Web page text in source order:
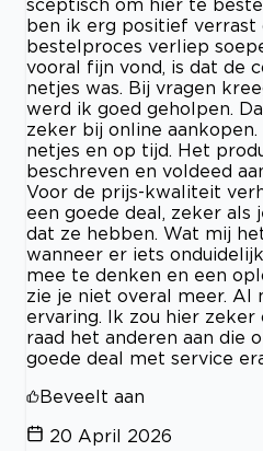
sceptisch om hier te
ben ik erg positief verrast
bestelproces verliep
vooral fijn vond, is dat de
netjes was. Bij vragen
werd ik goed geholpen.
zeker bij online
netjes en op tijd. Het
beschreven en voldeed
Voor de prijs-kwaliteit
een goede deal, zeker als
dat ze hebben. Wat mij
wanneer er iets
mee te denken en een
zie je niet overal meer. Al
ervaring. Ik zou hier
raad het anderen aan die
goede deal met service
Beveelt aan
20 April 2026